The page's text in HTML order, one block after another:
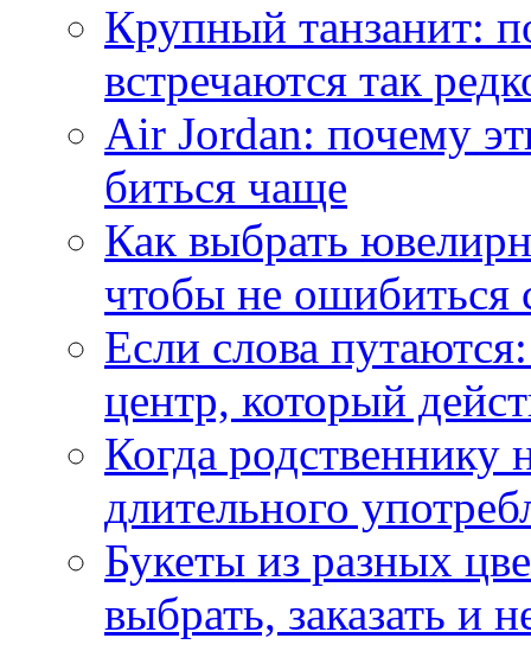
Крупный танзанит:
встречаются так
Air Jordan: почему
биться чаще
Как выбрать
чтобы не ошибиться
Если слова
центр, который
Когда
длительного
Букеты из разных
выбрать, заказать и